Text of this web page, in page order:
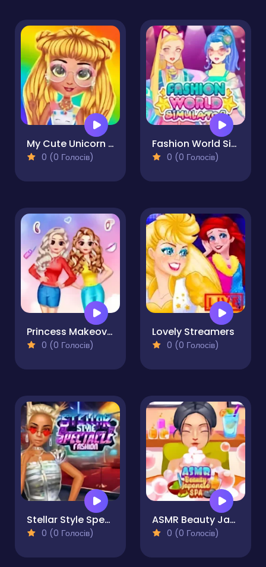
My Cute Unicorn Fashion Dress Up
0 (0 Голосів)
Fashion World Simulator
0 (0 Голосів)
Princess Makeover Salon
0 (0 Голосів)
Lovely Streamers
0 (0 Голосів)
Stellar Style Spectacle Fashion
0 (0 Голосів)
ASMR Beauty Japanese Spa
0 (0 Голосів)